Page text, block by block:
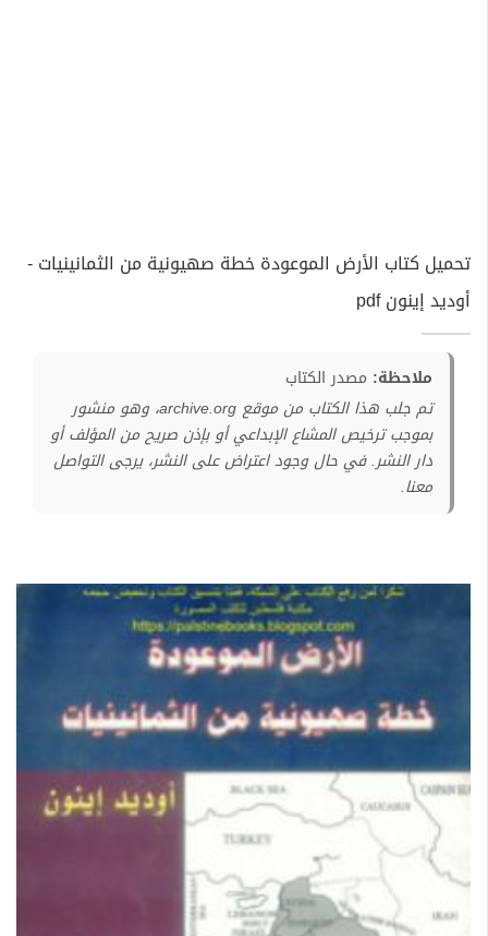
تحميل كتاب الأرض الموعودة خطة صهيونية من الثمانينيات -
أوديد إينون pdf
ملاحظة: مصدر الكتاب
تم جلب هذا الكتاب من موقع archive.org، وهو منشور
بموجب ترخيص المشاع الإبداعي أو بإذن صريح من المؤلف أو
دار النشر. في حال وجود اعتراض على النشر، يرجى التواصل
معنا.